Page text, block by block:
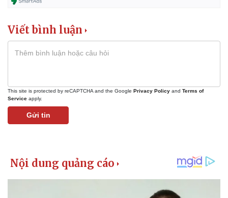
Viết bình luận
This site is protected by reCAPTCHA and the Google Privacy Policy and Terms of
Service apply.
Gửi tin